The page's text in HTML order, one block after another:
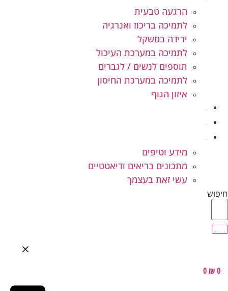
הרגעה טבעית
לתמיכה בריכוז ואנרגיה
ירידה במשקל
לתמיכה במערכת העיכול
תוספים לנשים / לגברים
לתמיכה במערכת החיסון
איזון הגוף
מידע וטיפים
מתכונים בריאים ודיאטטיים
עשי זאת בעצמך
חיפוש
₪0
0